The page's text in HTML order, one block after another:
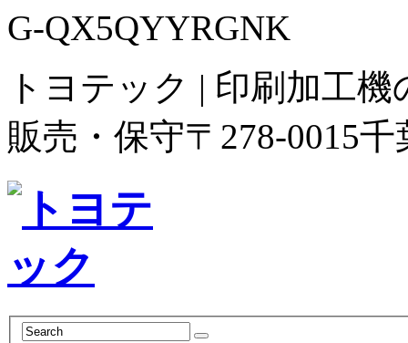
G-QX5QYYRGNK
トヨテック | 印刷加工
販売・保守〒278-0015